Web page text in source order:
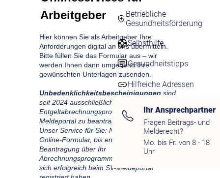
Betriebliche
Gesundheitsförderung
Selbsthilfe
Gesundheitstipps
Hilfreiche Adressen
Ihr Ansprechpartner
Fragen Beitrags- und
Melderecht?
Mo. bis Fr. von 8 - 18
Uhr